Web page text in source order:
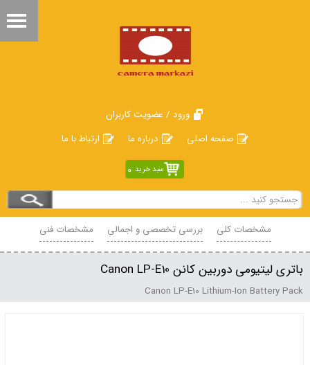
ورود / عضویت کاربران
صفحه اصلی
درباره ما ارتباط با ما
سبد خرید 0
مشخصات کلی بررسی تخصصی و اجمالی مشخصات فنی
باتری لیتیومی دوربین کانن Canon LP-E10
Canon LP-E10 Lithium-Ion Battery Pack